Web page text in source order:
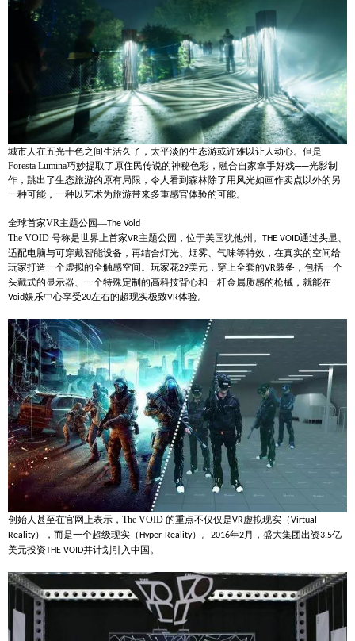
城市人在五光十色之间生活久了，太平淡的生态游或许难以让人动心。但是
Foresta Lumina巧妙提取了原住民传说的神秘色彩，融合自家拿手好戏──光影制
作，跳出了生态旅游的原有局限，令人看到森林除了用风光如画作卖点以外的另
一种可能，一种以艺术为旅游带来多重感官体验的可能。
全球首家VR主题公园—The Void
The VOID 号称是世界上首家VR主题公园，位于美国犹他州。 THE VOID通过头显、
适配电脑与可穿戴智能设备，再结合灯光、烟雾、气味等特效，在真实的空间给
玩家打造一个虚拟的全触感空间。玩家花29美元，穿上全套的VR装备，包括一个
头戴式的显示器、一个特殊定制的高科技背心和一杆金属质感的枪械，就能在
Void娱乐中心享受20左右的超现实极致VR体验。
创始人甚至在官网上表示， The VOID 的重点不仅仅是VR虚拟现实（Virtual
Reality），而是一个超级现实（ Hyper-Reality）。 2016年2月，盛大集团出资3.5亿
美元投资THE VOID并计划引入中国。